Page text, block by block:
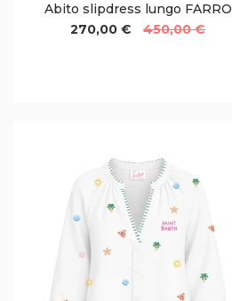
Abito slipdress lungo FARRO
270,00 €
450,00 €